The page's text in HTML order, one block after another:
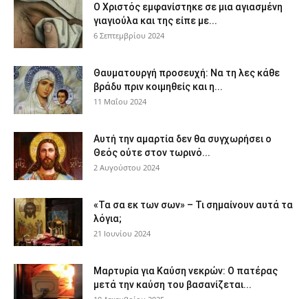
Ο Χριστός εμφανίστηκε σε μια αγιασμένη
γιαγιούλα και της είπε με...
6 Σεπτεμβρίου 2024
Θαυματουργή προσευχή: Να τη λες κάθε
βράδυ πριν κοιμηθείς και η...
11 Μαΐου 2024
Αυτή την αμαρτία δεν θα συγχωρήσει ο
Θεός ούτε στον τωρινό...
2 Αυγούστου 2024
«Τα σα εκ των σων» – Τι σημαίνουν αυτά τα
λόγια;
21 Ιουνίου 2024
Μαρτυρία για Καύση νεκρών: Ο πατέρας
μετά την καύση του βασανίζεται...